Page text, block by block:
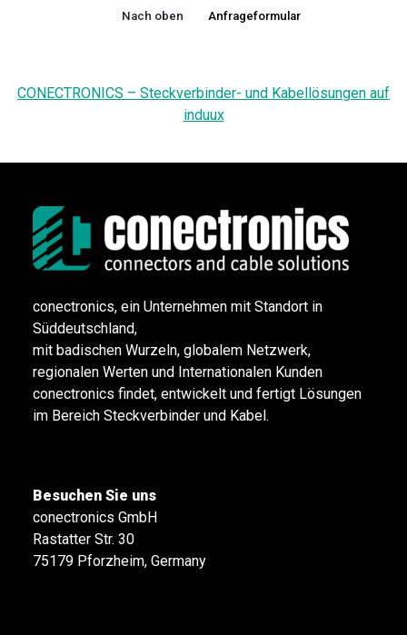
Nach oben Anfrageformular
CONECTRONICS – Steckverbinder- und Kabellösungen auf
induux
conectronics, ein Unternehmen mit Standort in
Süddeutschland,
mit badischen Wurzeln, globalem Netzwerk,
regionalen Werten und Internationalen Kunden
conectronics findet, entwickelt und fertigt Lösungen
im Bereich Steckverbinder und Kabel.
Besuchen Sie uns
conectronics GmbH
Rastatter Str. 30
75179 Pforzheim, Germany